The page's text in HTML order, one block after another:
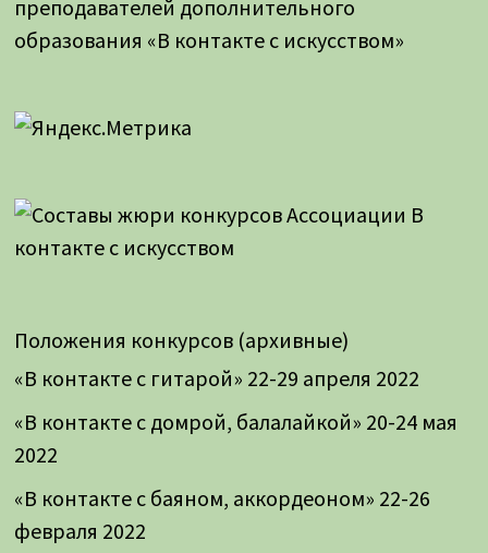
преподавателей дополнительного
образования «В контакте с искусством»
Положения конкурсов (архивные)
«В контакте с гитарой» 22-29 апреля 2022
«В контакте с домрой, балалайкой» 20-24 мая
2022
«В контакте с баяном, аккордеоном» 22-26
февраля 2022